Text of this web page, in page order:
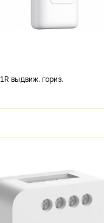
выдвиж. гориз.